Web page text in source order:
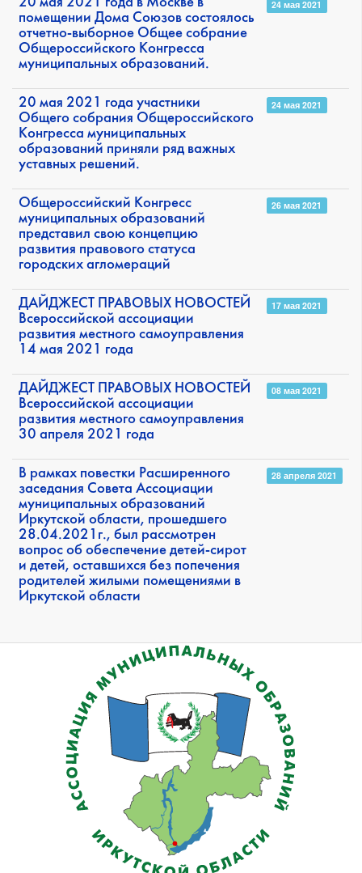
20 мая 2021 года в Москве в
помещении Дома Союзов состоялось
отчетно-выборное Общее собрание
Общероссийского Конгресса
муниципальных образований.
24 мая 2021
20 мая 2021 года участники
Общего собрания Общероссийского
Конгресса муниципальных
образований приняли ряд важных
уставных решений.
24 мая 2021
Общероссийский Конгресс
муниципальных образований
представил свою концепцию
развития правового статуса
городских агломераций
26 мая 2021
ДАЙДЖЕСТ ПРАВОВЫХ НОВОСТЕЙ
Всероссийской ассоциации
развития местного самоуправления
14 мая 2021 года
17 мая 2021
ДАЙДЖЕСТ ПРАВОВЫХ НОВОСТЕЙ
Всероссийской ассоциации
развития местного самоуправления
30 апреля 2021 года
08 мая 2021
В рамках повестки Расширенного
заседания Совета Ассоциации
муниципальных образований
Иркутской области, прошедшего
28.04.2021г., был рассмотрен
вопрос об обеспечение детей-сирот
и детей, оставшихся без попечения
родителей жилыми помещениями в
Иркутской области
28 апреля 2021